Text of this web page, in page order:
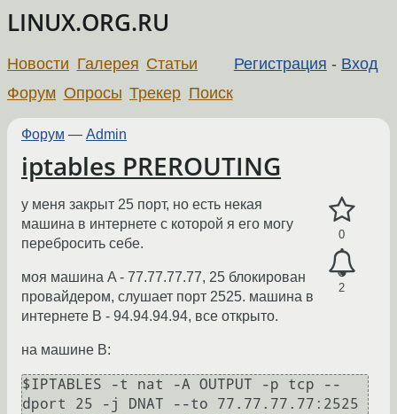
LINUX.ORG.RU
Регистрация - Вход
Новости Галерея Статьи
Форум Опросы Трекер Поиск
Форум — Admin
iptables PREROUTING
0
2
у меня закрыт 25 порт, но есть некая
машина в интернете с которой я его могу
перебросить себе.
моя машина A - 77.77.77.77, 25 блокирован
провайдером, слушает порт 2525. машина в
интернете B - 94.94.94.94, все открыто.
на машине B:
$IPTABLES -t nat -A OUTPUT -p tcp --
dport 25 -j DNAT --to 77.77.77.77:2525